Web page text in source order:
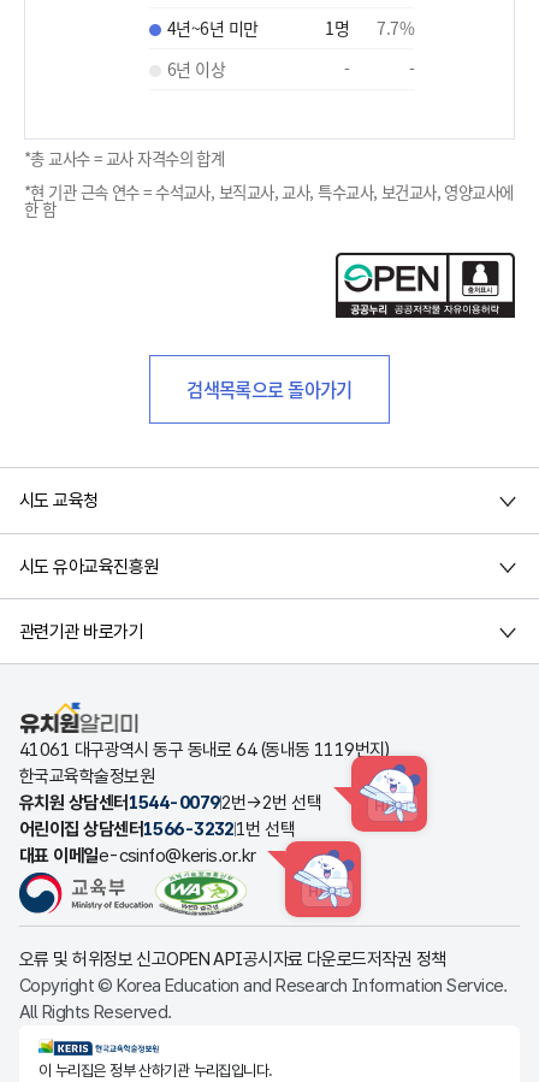
4년~6년 미만
1명 7.7%
6년 이상
- -
*총 교사수 = 교사 자격수의 합계
*현 기관 근속 연수 = 수석교사, 보직교사, 교사, 특수교사, 보건교사, 영양교사에
한 함
검색목록으로 돌아가기
시도 교육청
시도 유아교육진흥원
관련기관 바로가기
유치원알리미
41061 대구광역시 동구 동내로 64 (동내동 1119번지)
한국교육학술정보원
유치원 상담센터 1544-00792번→2번 선택 HINT
어린이집 상담센터1566-32321번 선택
대표 이메일e-csinfo@keris.or.kr
HINT
오류 및 허위정보 신고OPEN API공시자료 다운로드저작권 정책
Copyright © Korea Education and Research Information Service.
All Rights Reserved.
KERIS한국교육학술정보원
이 누리집은 정부 산하기관 누리집입니다.